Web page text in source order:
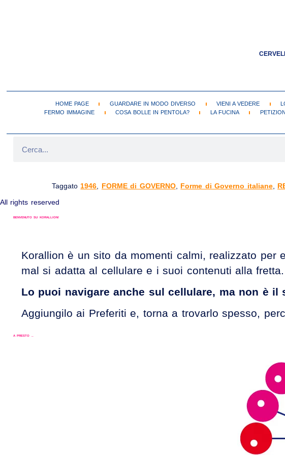
HOME PAGE GUARDARE IN MODO DIVERSO VIENI A VEDERE
FERMO IMMAGINE
COSA BOLLE IN PENTOLA? LA FUCINA PETIZIONI
Taggato1946, FORME di GOVERNO, Forme di Governo italiane,
All rights reserved
BENVENUTO SU KORALLION!
Korallion è un sito da momenti calmi, realizzato
mal si adatta al cellulare e i suoi contenuti alla fretta.
Lo puoi navigare anche sul cellulare, ma non è il
Aggiungilo ai Preferiti e, torna a trovarlo spesso,
A PRESTO ..